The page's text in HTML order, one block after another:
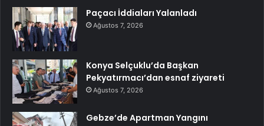
Paçacı İddiaları Yalanladı
Ağustos 7, 2026
Konya Selçuklu’da Başkan
Pekyatırmacı’dan esnaf ziyareti
Ağustos 7, 2026
Gebze’de Apartman Yangını